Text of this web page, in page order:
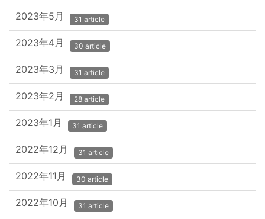
2023年5月 31 article
2023年4月 30 article
2023年3月 31 article
2023年2月 28 article
2023年1月 31 article
2022年12月 31 article
2022年11月 30 article
2022年10月 31 article